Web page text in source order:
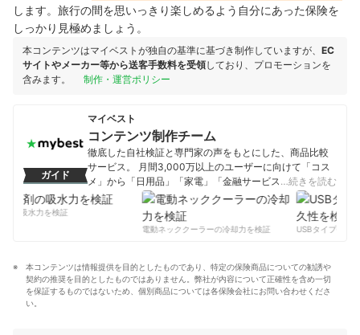
します。旅行の間を思いっきり楽しめるよう自分にあった保険を
しっかり見極めましょう。
本コンテンツはマイベストが独自の基準に基づき制作していますが、 EC
サイトやメーカー等から送客手数料を受領しており、プロモーションを
含みます。
制作・運営ポリシー
ガイド
マイベスト
コンテンツ制作チーム
徹底した自社検証と専門家の声をもとにした、商品比較
サービス。 月間3,000万以上のユーザーに向けて「コス
メ」から「日用品」「家電」「金融サービス」まで、ベ
ストな商品を選んでもらうために、毎日コンテンツを制
コンテンツ制作チームのプロフィール
…続きを読む
の吸水力を検証
電動ネッククーラーの冷却力を検証
USBタイプCケー
本コンテンツは情報提供を目的としたものであり、特定の保険商品についての勧誘や
契約の推奨を目的としたものではありません。弊社が内容について正確性を含め一切
を保証するものではないため、個別商品については各保険会社にお問い合わせくださ
い。